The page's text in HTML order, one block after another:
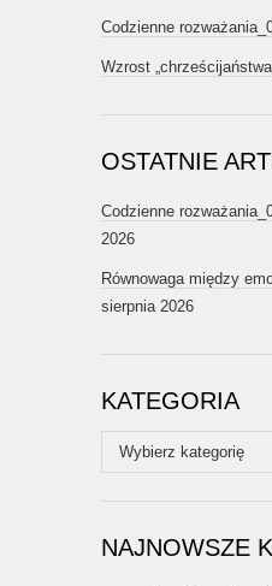
Codzienne
Wzrost
OSTATNIE
Codzienne
2026
Równowaga między
sierpnia 2026
KATEGORIA
Kategoria
NAJNOWSZE